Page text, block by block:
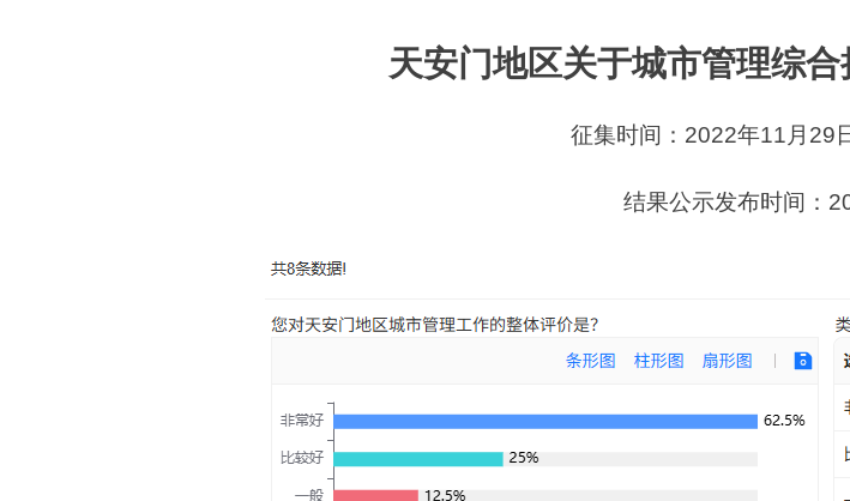
天安门地区关于城市管理综
征集时间：2022年11月29
结果公示发布时间：